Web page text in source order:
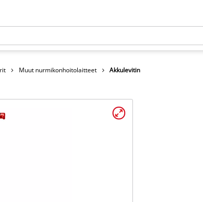
Muut nurmikonhoitolaitteet Akkulevitin